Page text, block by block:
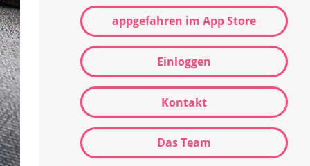
appgefahren im App Store
Einloggen
Kontakt
Das Team